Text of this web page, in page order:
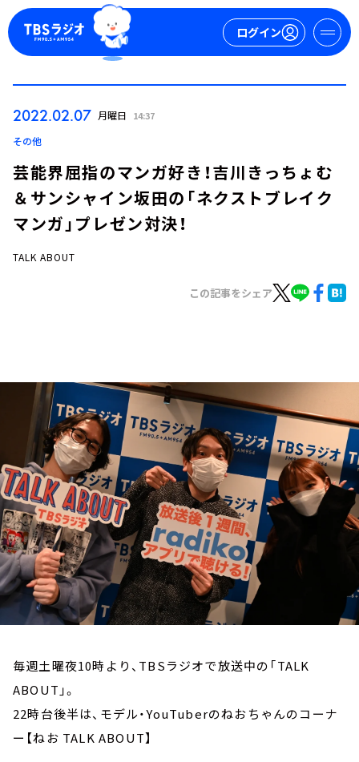
ログイン
イベント・グッズ
YouTube
会社情報
2022.02.07 月曜日 14:37
その他
芸能界屈指のマンガ好き！吉川きっちょむ
＆サンシャイン坂田の「ネクストブレイク
マンガ」プレゼン対決！
TALK ABOUT
この記事をシェア
毎週土曜夜10時より、TBSラジオで放送中の「TALK
ABOUT」。
22時台後半は、モデル・YouTuberのねおちゃんのコーナ
ー【ねお TALK ABOUT】